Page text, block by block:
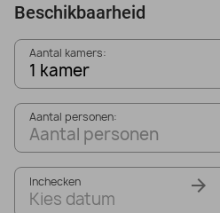
Beschikbaarheid
Aantal kamers:
1 kamer
Aantal personen:
Aantal personen
Inchecken
Kies datum